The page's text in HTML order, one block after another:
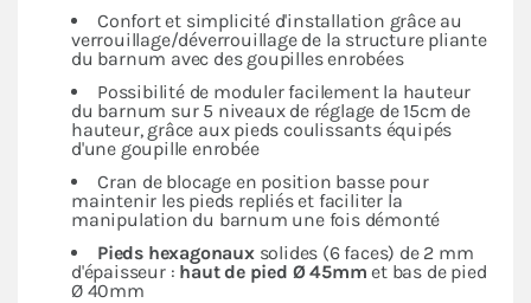
Confort et simplicité d'installation grâce au
verrouillage/déverrouillage de la structure pliante
du barnum avec des goupilles enrobées
Possibilité de moduler facilement la hauteur
du barnum sur 5 niveaux de réglage de 15cm de
hauteur, grâce aux pieds coulissants équipés
d'une goupille enrobée
Cran de blocage en position basse pour
maintenir les pieds repliés et faciliter la
manipulation du barnum une fois démonté
Pieds hexagonauxsolides (6 faces) de 2 mm
d'épaisseur : haut de pied Ø 45mm et bas de pied
Ø 40mm